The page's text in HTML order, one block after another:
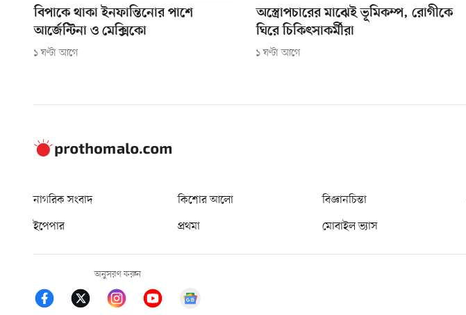
বিপাকে থাকা ইনফান্তিনোর পাশে
আর্জেন্টিনা ও মেক্সিকো
১ ঘণ্টা আগে
অস্ত্রোপচারের মাঝেই ভূমিকম্প, রোগীকে
ঘিরে চিকিৎসাকর্মীরা
১ ঘণ্টা আগে
নাগরিক সংবাদ কিশোর আলো বিজ্ঞানচিন্তা
ইপেপার
প্রথমা মোবাইল ভ্যাস
অনুসরণ করুন